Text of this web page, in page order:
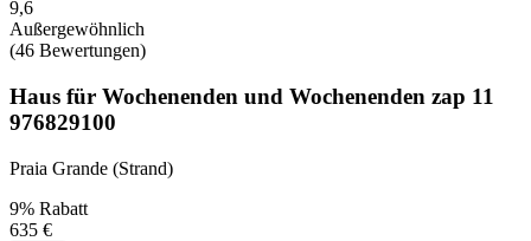
9,6
Außergewöhnlich
(46 Bewertungen)
Haus für Wochenenden und Wochenenden zap 11
976829100
Praia Grande (Strand)
9% Rabatt
635 €